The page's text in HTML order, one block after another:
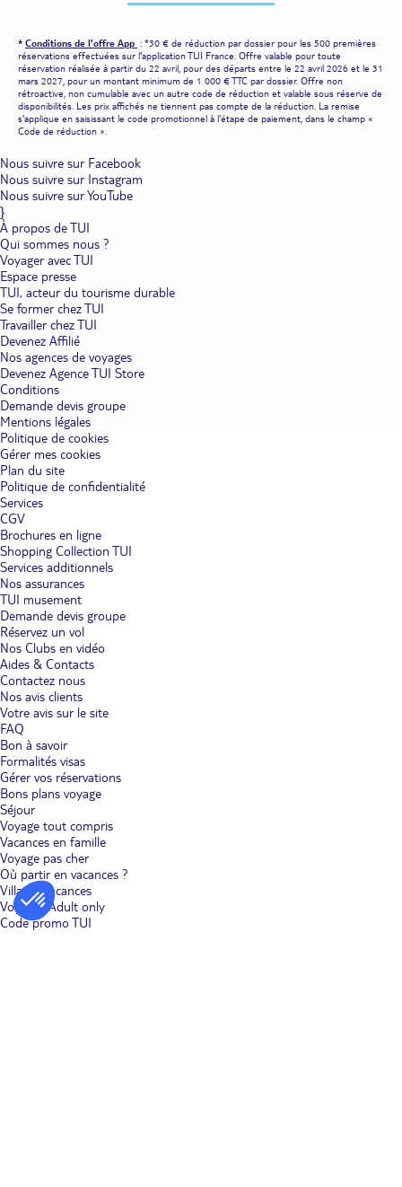
* Conditions de l'offre App : *30 € de réduction par dossier pour les 500 premières
réservations effectuées sur l'application TUI France. Offre valable pour toute
réservation réalisée à partir du 22 avril, pour des départs entre le 22 avril 2026 et le 31
mars 2027, pour un montant minimum de 1 000 € TTC par dossier. Offre non
rétroactive, non cumulable avec un autre code de réduction et valable sous réserve de
disponibilités. Les prix affichés ne tiennent pas compte de la réduction. La remise
s'applique en saisissant le code promotionnel à l'étape de paiement, dans le champ «
Code de réduction ».
Nous suivre sur Facebook
Nous suivre sur Instagram
Nous suivre sur YouTube
}
À propos de TUI
Qui sommes nous ?
Voyager avec TUI
Espace presse
TUI, acteur du tourisme durable
Se former chez TUI
Travailler chez TUI
Devenez Affilié
Nos agences de voyages
Devenez Agence TUI Store
Conditions
Demande devis groupe
Mentions légales
Politique de cookies
Gérer mes cookies
Plan du site
Politique de confidentialité
Services
CGV
Brochures en ligne
Shopping Collection TUI
Services additionnels
Nos assurances
TUI musement
Demande devis groupe
Réservez un vol
Nos Clubs en vidéo
Aides & Contacts
Contactez nous
Nos avis clients
Votre avis sur le site
FAQ
Bon à savoir
Formalités visas
Gérer vos réservations
Bons plans voyage
Séjour
Voyage tout compris
Vacances en famille
Voyage pas cher
Où partir en vacances ?
Villages vacances
Voyages Adult only
Code promo TUI